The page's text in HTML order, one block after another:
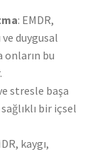
: EMDR,
duygusal
onların bu
stresle başa
bir içsel
kaygı,